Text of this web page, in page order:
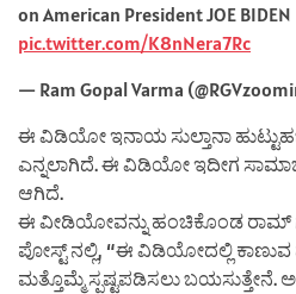
on American President JOE BIDEN
pic.twitter.com/K8nNera7Rc
— Ram Gopal Varma
ಈ ವಿಡಿಯೋ ಇನಾಯ ಸುಲ್ತಾನಾ
ಎನ್ನಲಾಗಿದೆ. ಈ ವಿಡಿಯೋ ಇದೀಗ
ಆಗಿದೆ.
ಈ ವೀಡಿಯೋವನ್ನು ಹಂಚಿಕೊಂಡ ರಾಮ್
ಪೋಸ್ಟ್ ನಲ್ಲಿ, “ಈ ವಿಡಿಯೋದಲ್ಲಿ ಕಾಣುವ
ಮತ್ತೊಮ್ಮೆ ಸ್ಪಷ್ಟಪಡಿಸಲು ಬಯಸುತ್ತೇನೆ.